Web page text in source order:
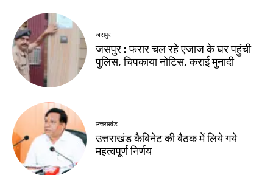
जसपुर
जसपुर : फरार चल रहे एजाज के घर पहुंची
पुलिस, चिपकाया नोटिस, कराई मुनादी
उत्तराखंड
उत्तराखंड कैबिनेट की बैठक में लिये गये
महत्वपूर्ण निर्णय